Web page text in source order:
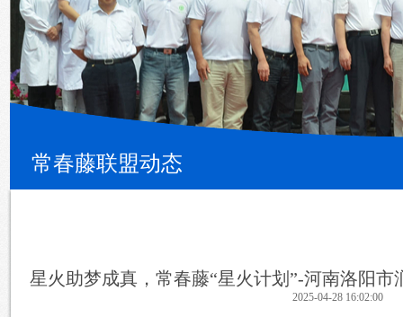
常春藤联盟动态
星火助梦成真，常春藤“星火计划”-河南洛阳
2025-04-28 16:02:00